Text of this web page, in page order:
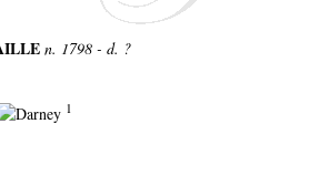
n. 1798 - d. ?
1